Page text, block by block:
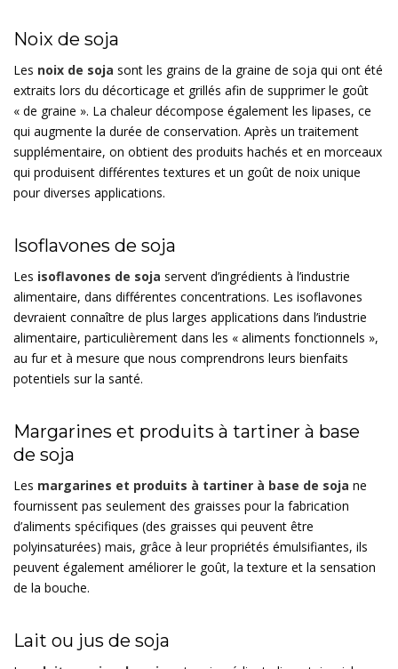
Noix de soja
Les noix de soja sont les grains de la graine de soja qui ont été
extraits lors du décorticage et grillés afin de supprimer le goût
« de graine ». La chaleur décompose également les lipases, ce
qui augmente la durée de conservation. Après un traitement
supplémentaire, on obtient des produits hachés et en morceaux
qui produisent différentes textures et un goût de noix unique
pour diverses applications.
Isoflavones de soja
Les isoflavones de soja servent d’ingrédients à l’industrie
alimentaire, dans différentes concentrations. Les isoflavones
devraient connaître de plus larges applications dans l’industrie
alimentaire, particulièrement dans les « aliments fonctionnels »,
au fur et à mesure que nous comprendrons leurs bienfaits
potentiels sur la santé.
Margarines et produits à tartiner à base
de soja
Les margarines et produits à tartiner à base de soja ne
fournissent pas seulement des graisses pour la fabrication
d’aliments spécifiques (des graisses qui peuvent être
polyinsaturées) mais, grâce à leur propriétés émulsifiantes, ils
peuvent également améliorer le goût, la texture et la sensation
de la bouche.
Lait ou jus de soja